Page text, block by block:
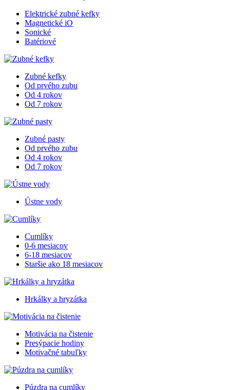
Elektrické zubné kefky
Magnetické iO
Sonické
Batériové
Zubné kefky
Od prvého zubu
Od 4 rokov
Od 7 rokov
Zubné pasty
Od prvého zubu
Od 4 rokov
Od 7 rokov
Ústne vody
Cumlíky
0-6 mesiacov
6-18 mesiacov
Staršie ako 18 mesiacov
Hrkálky a hryzátka
Motivácia na čistenie
Presýpacie hodiny
Motivačné tabuľky
Púzdra na cumlíky